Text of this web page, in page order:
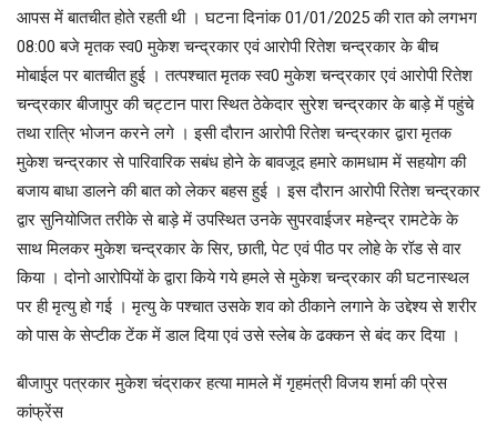
आपस में बातचीत होते रहती थी । घटना दिनांक 01/01/2025 की रात को लगभग
08:00 बजे मृतक स्व0 मुकेश चन्द्रकार एवं आरोपी रितेश चन्द्रकार के बीच
मोबाईल पर बातचीत हुई । तत्पश्चात मृतक स्व0 मुकेश चन्द्रकार एवं आरोपी रितेश
चन्द्रकार बीजापुर की चट्टान पारा स्थित ठेकेदार सुरेश चन्द्रकार के बाड़े में पहुंचे
तथा रात्रि भोजन करने लगे । इसी दौरान आरोपी रितेश चन्द्रकार द्वारा मृतक
मुकेश चन्द्रकार से पारिवारिक सबंध होने के बावजूद हमारे कामधाम में सहयोग की
बजाय बाधा डालने की बात को लेकर बहस हुई । इस दौरान आरोपी रितेश चन्द्रकार
द्वार सुनियोजित तरीके से बाड़े में उपस्थित उनके सुपरवाईजर महेन्द्र रामटेके के
साथ मिलकर मुकेश चन्द्रकार के सिर, छाती, पेट एवं पीठ पर लोहे के रॉड से वार
किया । दोनो आरोपियों के द्वारा किये गये हमले से मुकेश चन्द्रकार की घटनास्थल
पर ही मृत्यु हो गई । मृत्यु के पश्चात उसके शव को ठीकाने लगाने के उद्देश्य से शरीर
को पास के सेप्टीक टेंक में डाल दिया एवं उसे स्लेब के ढक्कन से बंद कर दिया ।
बीजापुर पत्रकार मुकेश चंद्राकर हत्या मामले में गृहमंत्री विजय शर्मा की प्रेस
कांफ्रेंस